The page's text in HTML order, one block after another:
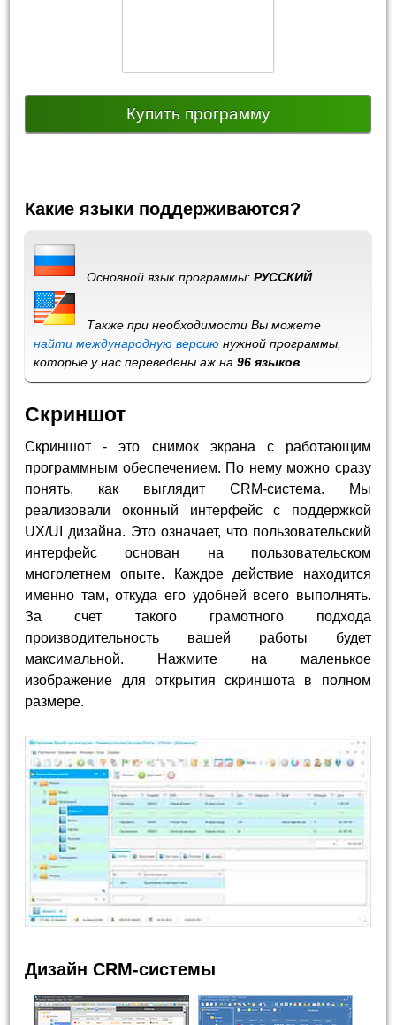
Купить программу
Какие языки поддерживаются?
Основной язык программы:РУССКИЙ
Также при необходимости Вы можете
найти международную версию нужной программы,
которые у нас переведены аж на96 языков
Скриншот
Скриншот - это снимок экрана с работающим
программным обеспечением. По нему можно сразу
понять, как выглядит CRM-система. Мы
реализовали оконный интерфейс с поддержкой
UX/UI дизайна. Это означает, что пользовательский
интерфейс основан на пользовательском
многолетнем опыте. Каждое действие находится
именно там, откуда его удобней всего выполнять.
За счет такого грамотного подхода
производительность вашей работы будет
максимальной. Нажмите на маленькое
изображение для открытия скриншота в полном
размере.
Дизайн CRM-системы